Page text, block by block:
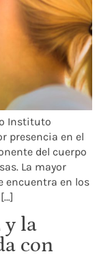
Instituto
presencia en el
del cuerpo
La mayor
encuentra en los
y la
con